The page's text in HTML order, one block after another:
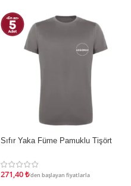
İNDIRIM
Sıfır Yaka Füme Pamuklu Tişört
271,40₺'den başlayan fiyatlarla